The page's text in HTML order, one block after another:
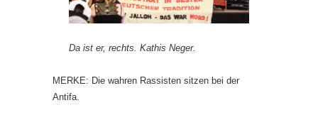
Da ist er, rechts. Kathis Neger.
MERKE: Die wahren Rassisten sitzen bei der
Antifa.